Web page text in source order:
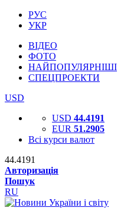
РУС
УКР
ВІДЕО
ФОТО
НАЙПОПУЛЯРНІШІ
СПЕЦПРОЕКТИ
USD
USD 44.4191
EUR 51.2905
Всі курси валют
44.4191
Авторизація
Пошук
RU